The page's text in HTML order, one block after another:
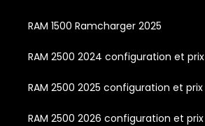
RAM 1500 Ramcharger 2025
RAM 2500 2024 configuration et prix
RAM 2500 2025 configuration et prix
RAM 2500 2026 configuration et prix